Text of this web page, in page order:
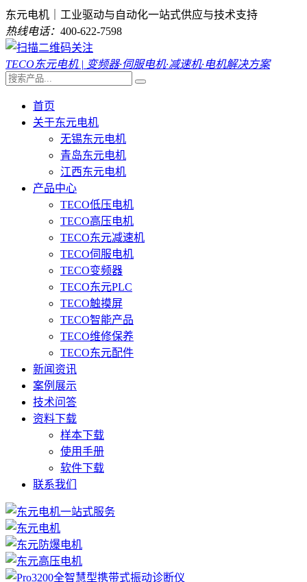
东元电机｜工业驱动与自动化一站式供应与技术支持
热线电话： 400-622-7598
TECO东元电机 | 变频器·伺服电机·减速机·电机解决方案
首页
关于东元电机
无锡东元电机
青岛东元电机
江西东元电机
产品中心
TECO低压电机
TECO高压电机
TECO东元减速机
TECO伺服电机
TECO变频器
TECO东元PLC
TECO触摸屏
TECO智能产品
TECO维修保养
TECO东元配件
新闻资讯
案例展示
技术问答
资料下载
样本下载
使用手册
软件下载
联系我们